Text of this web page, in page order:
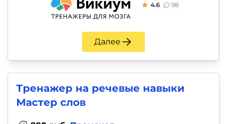
4.6 98
Далее
Тренажер на речевые навыки
Мастер слов